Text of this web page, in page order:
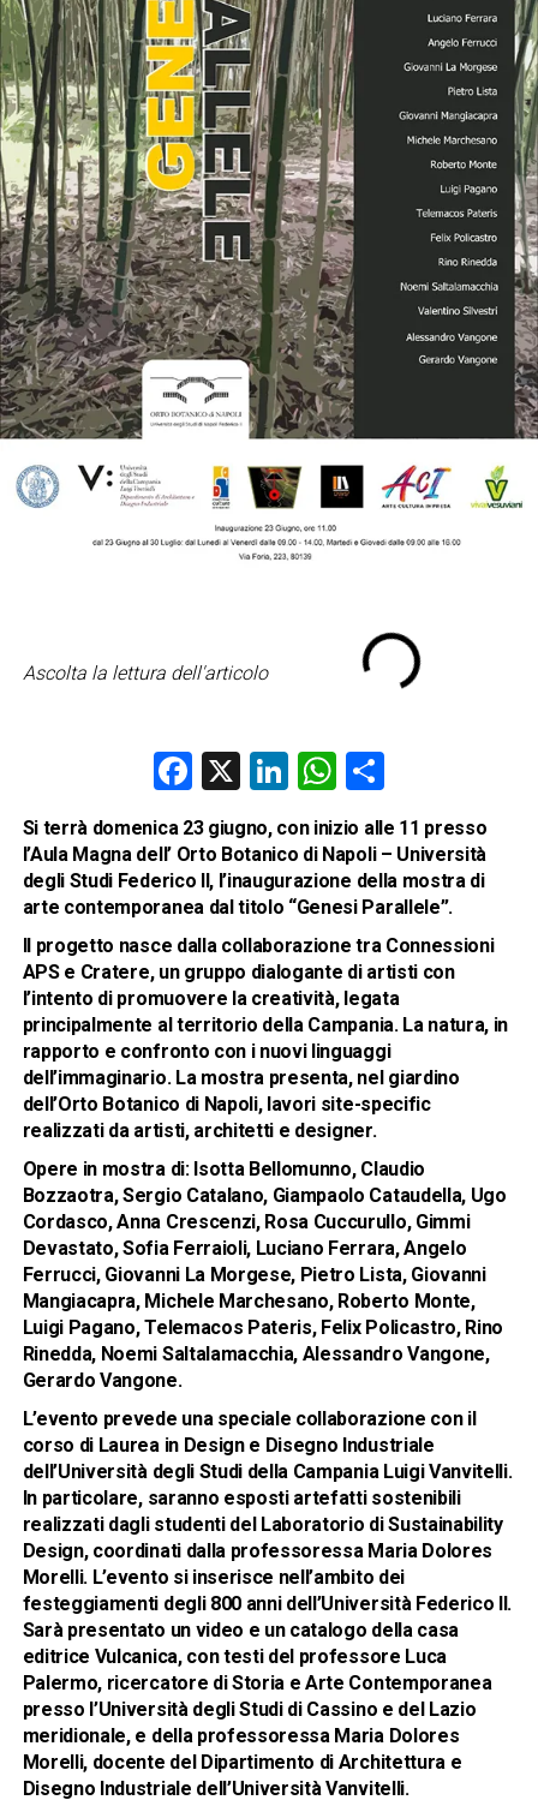
Ascolta la lettura dell'articolo
Facebook
X LinkedIn
WhatsApp
Condividi
Si terrà domenica 23 giugno, con inizio alle 11 presso
l’Aula Magna dell’ Orto Botanico di Napoli – Università
degli Studi Federico II, l’inaugurazione della mostra di
arte contemporanea dal titolo “Genesi Parallele”.
Il progetto nasce dalla collaborazione tra Connessioni
APSe Cratere, un gruppo dialogante di artisti con
l’intento di promuovere la creatività, legata
principalmente al territorio della Campania. La natura, in
rapporto e confronto con i nuovi linguaggi
dell’immaginario. La mostra presenta, nel giardino
dell’Orto Botanico di Napoli, lavori site-specific
realizzati da artisti, architetti e designer.
Opere in mostra di:Isotta Bellomunno, Claudio
Bozzaotra, Sergio Catalano, Giampaolo Cataudella, Ugo
Cordasco, Anna Crescenzi, Rosa Cuccurullo, Gimmi
Devastato, Sofia Ferraioli, Luciano Ferrara, Angelo
Ferrucci, Giovanni La Morgese, Pietro Lista, Giovanni
Mangiacapra, Michele Marchesano, Roberto Monte,
Luigi Pagano, Telemacos Pateris, Felix Policastro, Rino
Rinedda, Noemi Saltalamacchia, Alessandro Vangone,
Gerardo Vangone.
L’evento prevede una speciale collaborazione con il
corso di Laurea in Design e Disegno Industriale
dell’Università degli Studi della Campania Luigi Vanvitelli.
In particolare, saranno esposti artefatti sostenibili
realizzati dagli studenti del Laboratorio di Sustainability
Design, coordinati dalla professoressa Maria Dolores
Morelli. L’evento si inserisce nell’ambito dei
festeggiamenti degli 800 anni dell’Università Federico II.
Sarà presentato un video e un catalogo della casa
editrice Vulcanica, con testi del professore Luca
Palermo, ricercatore di Storia e Arte Contemporanea
presso l’Università degli Studi di Cassino e del Lazio
meridionale, e della professoressa Maria Dolores
Morelli, docente del Dipartimento di Architettura e
Disegno Industriale dell’Università Vanvitelli.